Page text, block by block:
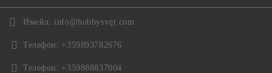
Имейл: info@hobbysvqt.com
Телефон: +359893782676
Телефон: +359888837004